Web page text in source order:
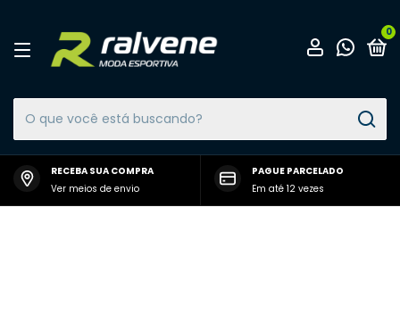
0
RECEBA SUA COMPRA
Ver meios de envio
PAGUE PARCELADO
Em até 12 vezes